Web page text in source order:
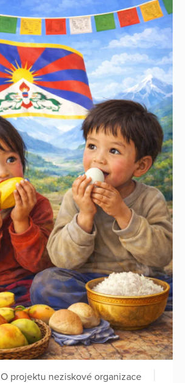
O projektu neziskové organizace